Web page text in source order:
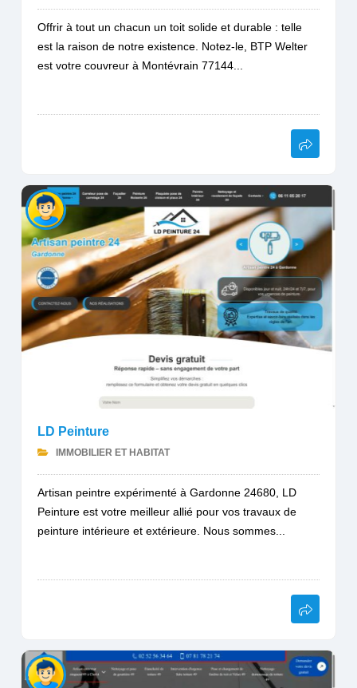
Offrir à tout un chacun un toit solide et durable : telle
est la raison de notre existence. Notez-le, BTP Welter
est votre couvreur à Montévrain 77144...
LD Peinture
IMMOBILIER ET HABITAT
Artisan peintre expérimenté à Gardonne 24680, LD
Peinture est votre meilleur allié pour vos travaux de
peinture intérieure et extérieure. Nous sommes...